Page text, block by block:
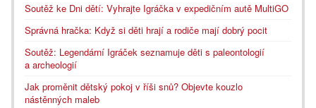
Soutěž ke Dni dětí: Vyhrajte Igráčka v expedičním autě MultiGO
Správná hračka: Když si děti hrají a rodiče mají dobrý pocit
Soutěž: Legendární Igráček seznamuje děti s paleontologií
a archeologií
Jak proměnit dětský pokoj v říši snů? Objevte kouzlo
nástěnných maleb